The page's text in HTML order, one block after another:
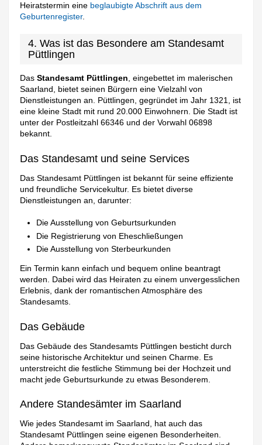
Heiratstermin eine beglaubigte Abschrift aus dem
Geburtenregister.
4. Was ist das Besondere am Standesamt
Püttlingen
DasStandesamt Püttlingen, eingebettet im malerischen
Saarland, bietet seinen Bürgern eine Vielzahl von
Dienstleistungen an. Püttlingen, gegründet im Jahr 1321, ist
eine kleine Stadt mit rund 20.000 Einwohnern. Die Stadt ist
unter der Postleitzahl 66346 und der Vorwahl 06898
bekannt.
Das Standesamt und seine Services
Das Standesamt Püttlingen ist bekannt für seine effiziente
und freundliche Servicekultur. Es bietet diverse
Dienstleistungen an, darunter:
Die Ausstellung von Geburtsurkunden
Die Registrierung von Eheschließungen
Die Ausstellung von Sterbeurkunden
Ein Termin kann einfach und bequem online beantragt
werden. Dabei wird das Heiraten zu einem unvergesslichen
Erlebnis, dank der romantischen Atmosphäre des
Standesamts.
Das Gebäude
Das Gebäude des Standesamts Püttlingen besticht durch
seine historische Architektur und seinen Charme. Es
unterstreicht die festliche Stimmung bei der Hochzeit und
macht jede Geburtsurkunde zu etwas Besonderem.
Andere Standesämter im Saarland
Wie jedes Standesamt im Saarland, hat auch das
Standesamt Püttlingen seine eigenen Besonderheiten.